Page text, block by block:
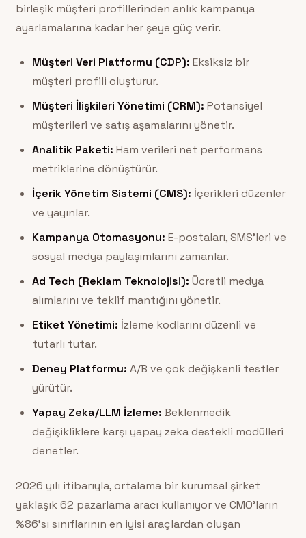
birleşik müşteri profillerinden anlık kampanya
ayarlamalarına kadar her şeye güç verir.
Müşteri Veri Platformu (CDP): Eksiksiz bir
müşteri profili oluşturur.
Müşteri İlişkileri Yönetimi (CRM): Potansiyel
müşterileri ve satış aşamalarını yönetir.
Analitik Paketi: Ham verileri net performans
metriklerine dönüştürür.
İçerik Yönetim Sistemi (CMS): İçerikleri düzenler
ve yayınlar.
Kampanya Otomasyonu: E-postaları, SMS’leri ve
sosyal medya paylaşımlarını zamanlar.
Ad Tech (Reklam Teknolojisi): Ücretli medya
alımlarını ve teklif mantığını yönetir.
Etiket Yönetimi: İzleme kodlarını düzenli ve
tutarlı tutar.
Deney Platformu: A/B ve çok değişkenli testler
yürütür.
Yapay Zeka/LLM İzleme: Beklenmedik
değişikliklere karşı yapay zeka destekli modülleri
denetler.
2026 yılı itibarıyla, ortalama bir kurumsal şirket
yaklaşık 62 pazarlama aracı kullanıyor ve CMO’ların
%86’sı sınıflarının en iyisi araçlardan oluşan